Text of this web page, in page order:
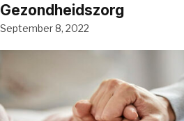
Gezondheidszorg
September 8, 2022